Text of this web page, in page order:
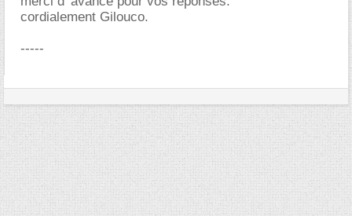
cordialement Gilouco.
-----